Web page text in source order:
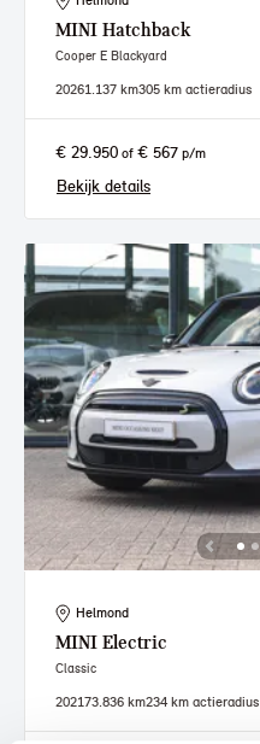
MINI Hatchback
Cooper E Blackyard
20261.137 km305 km actieradius
€ 29.950 of € 567 p/m
Bekijk details
Helmond
MINI Electric
Classic
202173.836 km234 km actieradius